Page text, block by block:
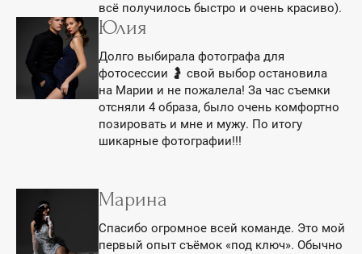
всё получилось быстро и очень красиво).
Юлия
Долго выбирала фотографа для
фотосессии 🤰 свой выбор остановила
на Марии и не пожалела! За час съемки
отсняли 4 образа, было очень комфортно
позировать и мне и мужу. По итогу
шикарные фотографии!!!
Марина
Спасибо огромное всей команде. Это мой
первый опыт съёмок «под ключ». Обычно